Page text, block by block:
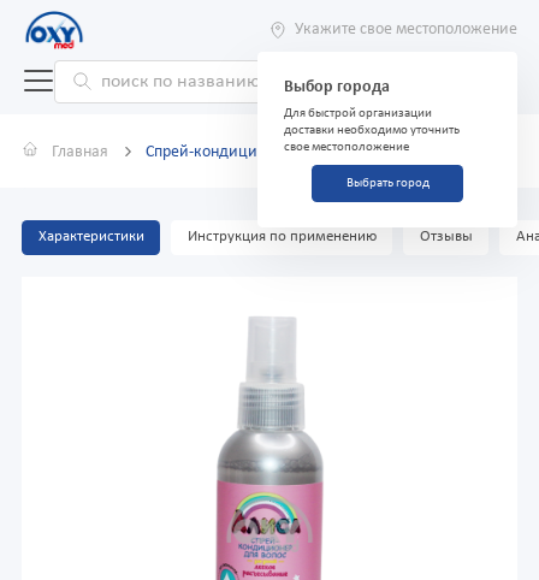
Укажите свое местоположение
Выбор города
Для быстрой организации
доставки необходимо уточнить
свое местоположение
Выбрать город
Главная Спрей-кондиционер для волос Алиса 140 мл
Характеристики Инструкция по применению Отзывы